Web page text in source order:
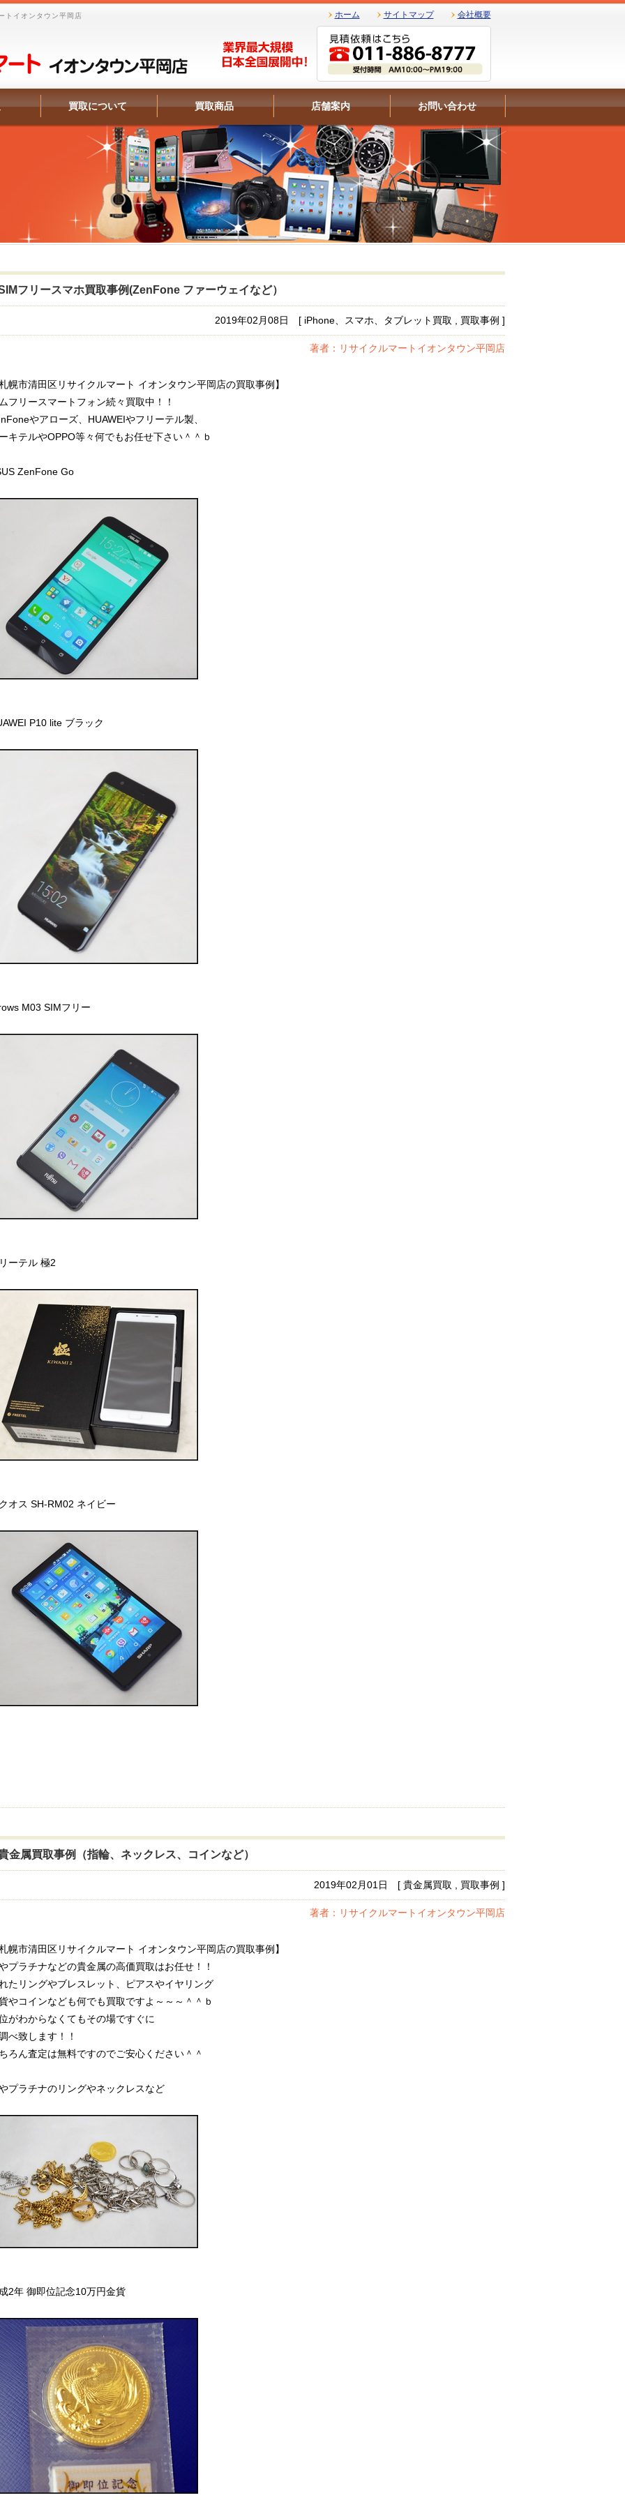
トイオンタウン平岡店 ホーム サイトマップ 会社概要
買取について 買取商品 店舗案内 お問い合わせ
フリースマホ買取事例(ZenFone ファーウェイなど）
2019年02月08日 [ iPhone、スマホ、タブレット買取 , 買取事例 ]
著者：リサイクルマートイオンタウン平岡店
幌市清田区リサイクルマート イオンタウン平岡店の買取事例】
フリースマートフォン続々買取中！！
やアローズ、HUAWEIやフリーテル製、
キテルやOPPO等々何でもお任せ下さい＾＾ｂ
ZenFone Go
P10 lite ブラック
M03 SIMフリー
ーテル 極2
オス SH-RM02 ネイビー
金属買取事例（指輪、ネックレス、コインなど）
2019年02月01日 [ 貴金属買取 , 買取事例 ]
著者：リサイクルマートイオンタウン平岡店
幌市清田区リサイクルマート イオンタウン平岡店の買取事例】
プラチナなどの貴金属の高価買取はお任せ！！
たリングやブレスレット、ピアスやイヤリング
やコインなども何でも買取ですよ～～～＾＾ｂ
がわからなくてもその場ですぐに
べ致します！！
ろん査定は無料ですのでご安心ください＾＾
プラチナのリングやネックレスなど
2年 御即位記念10万円金貨